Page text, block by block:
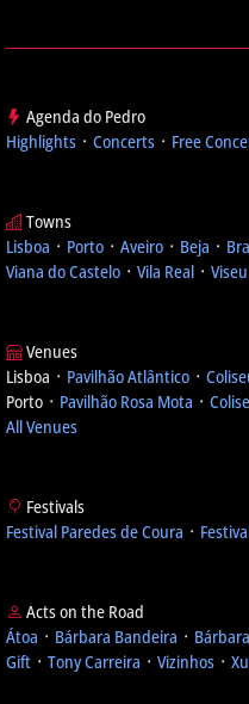
Agenda do Pedro
Highlights ᛫ Concerts ᛫ Free
Towns
Lisboa ᛫ Porto ᛫ Aveiro ᛫ Beja ᛫
Viana do Castelo ᛫ Vila Real ᛫ Viseu
Venues
Lisboa ᛫ Pavilhão Atlântico ᛫
Porto ᛫ Pavilhão Rosa Mota ᛫
All Venues
Festivals
Festival Paredes de Coura ᛫
Acts on the Road
Átoa ᛫ Bárbara Bandeira ᛫
Gift ᛫ Tony Carreira ᛫ Vizinhos ᛫